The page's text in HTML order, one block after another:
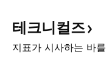
테크니컬즈
지표가 시사하는 바를